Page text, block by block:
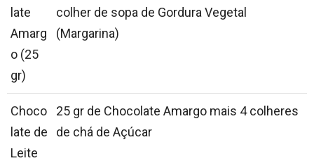
late
Amarg
o (25
gr)
colher de sopa de Gordura Vegetal
(Margarina)
Choco
late de
Leite
25 gr de Chocolate Amargo mais 4 colheres
de chá de Açúcar